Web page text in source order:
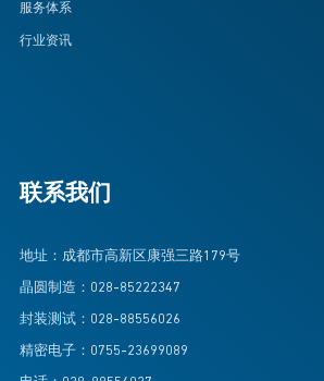
服务体系
行业资讯
联系我们
地址：成都市高新区康强三路179号
晶圆制造：028-85222347
封装测试：028-88556026
精密电子：0755-23699089